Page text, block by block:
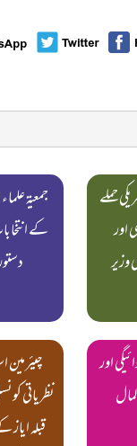
حملے
اور
وزیر
جمعیۃ
کے
اور
چیئرمین
نظریاتی
قبلہ